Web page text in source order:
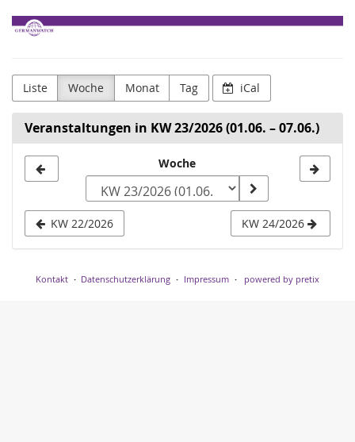
Zum
Haupt-
Germanwatch
Liste Woche Monat Tag iCal
Veranstaltungen in KW 23/2026 (01.06. – 07.06.)
zur
Anzeige
auswählen
Woche
KW 22/2026 KW 24/2026
Kontakt Datenschutzerklärung Impressum powered by pretix